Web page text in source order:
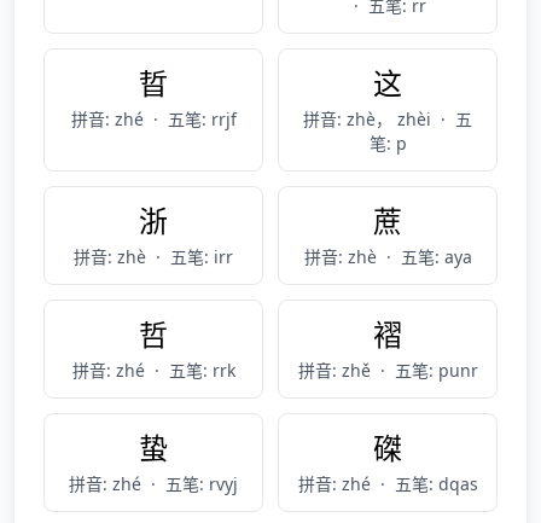
· 五笔: rr
晢
拼音: zhé · 五笔: rrjf
这
拼音: zhè， zhèi · 五
笔: p
浙
拼音: zhè · 五笔: irr
蔗
拼音: zhè · 五笔: aya
哲
拼音: zhé · 五笔: rrk
褶
拼音: zhě · 五笔: punr
蛰
拼音: zhé · 五笔: rvyj
磔
拼音: zhé · 五笔: dqas